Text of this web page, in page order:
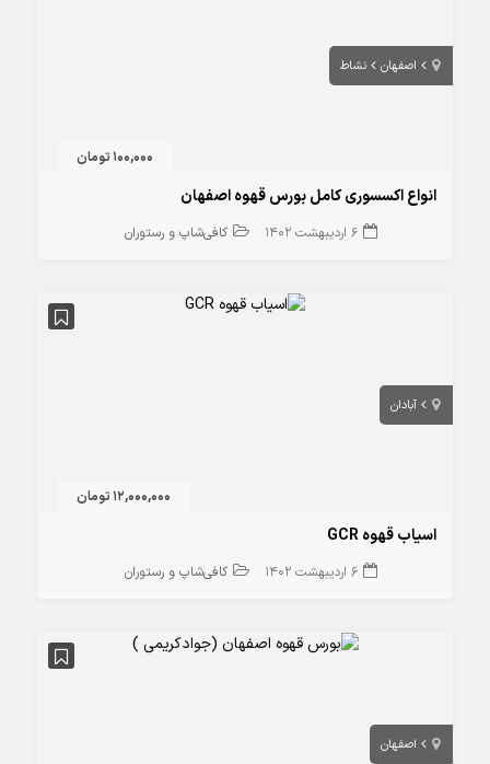
اصفهان نشاط
100,000 تومان
انواع اکسسوری کامل بورس قهوه اصفهان
6 اردیبهشت 1402 کافی‌شاپ و رستوران
آبادان
12,000,000 تومان
اسیاب قهوه GCR
6 اردیبهشت 1402 کافی‌شاپ و رستوران
اصفهان